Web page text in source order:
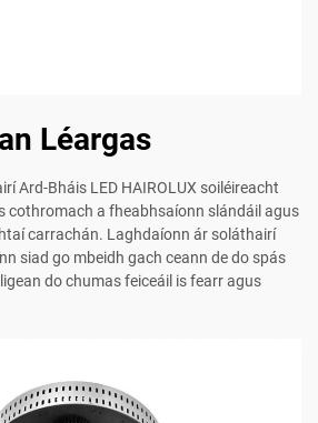
Léargas
Ard-Bháis LED HAIROLUX soiléireacht
cothromach a fheabhsaíonn slándáil agus
carrachán. Laghdaíonn ár soláthairí
siad go mbeidh gach ceann de do spás
do chumas feiceáil is fearr agus